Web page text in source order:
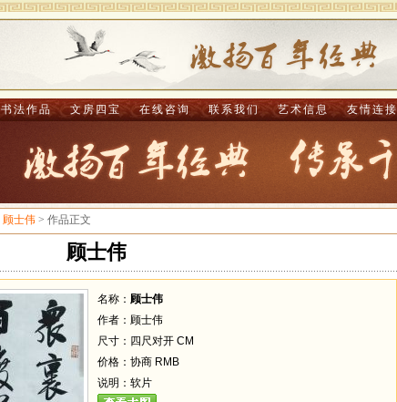
书法作品 文房四宝 在线咨询 联系我们 艺术信息 友情连接
顾士伟 > 作品正文
顾士伟
名称： 顾士伟
作者：顾士伟
尺寸：四尺对开 CM
价格：协商 RMB
说明：软片